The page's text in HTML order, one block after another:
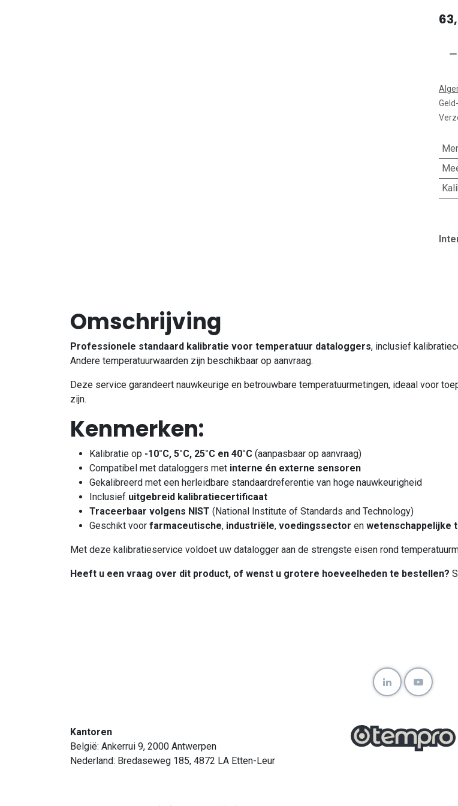
Omschrijving
Professionele standaard kalibratie voor temperatuur dataloggers, inclusief
Andere temperatuurwaarden zijn beschikbaar op aanvraag.
Deze service garandeert nauwkeurige en betrouwbare temperatuurmetingen, ideaal voor
zijn.
Kenmerken:
Kalibratie op -10°C, 5°C, 25°C en 40°C (aanpasbaar op aanvraag)
Compatibel met dataloggers met interne én externe sensoren
Gekalibreerd met een herleidbare standaardreferentie van hoge nauwkeurigheid
Inclusief uitgebreid kalibratiecertificaat
Traceerbaar volgens NIST (National Institute of Standards and Technology)
Geschikt voor farmaceutische, industriële, voedingssector en wetenschappelijke
Met deze kalibratieservice voldoet uw datalogger aan de strengste eisen rond
Heeft u een vraag over dit product, of wenst u grotere hoeveelheden te bestellen?
Kantoren
België: Ankerrui 9, 2000 Antwerpen
Nederland: Bredaseweg 185, 4872 LA Etten-Leur